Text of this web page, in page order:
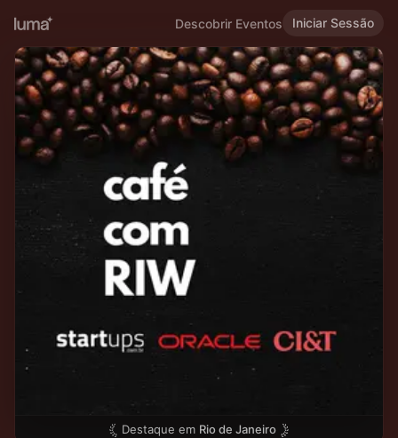
Descobrir Eventos Iniciar Sessão
Destaque em Rio de Janeiro